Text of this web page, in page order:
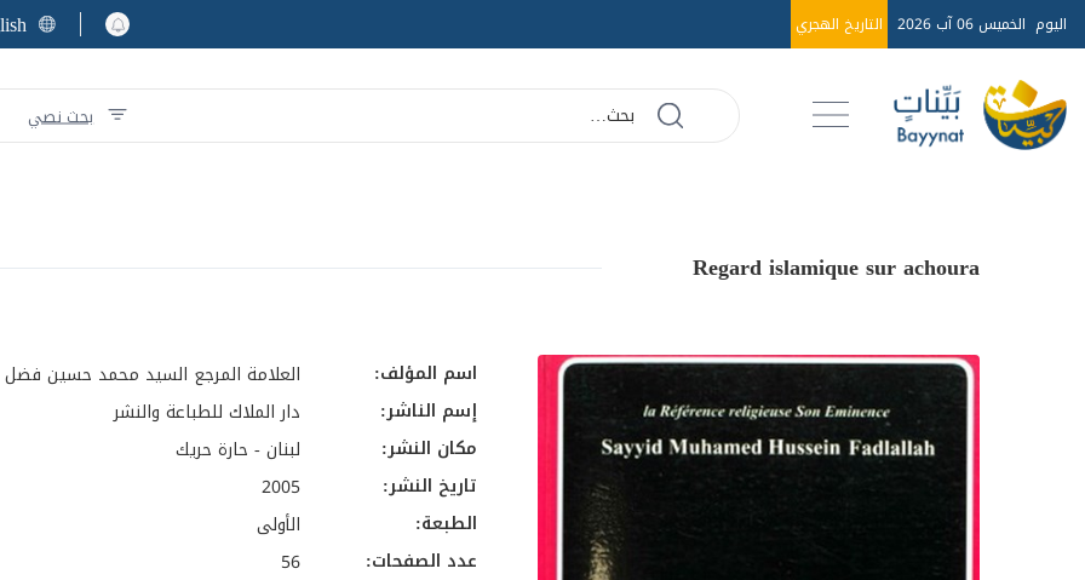
اليوم الخميس 06 آب 2026 التاريخ الهجري
بحث نصي
Regard islamique sur achoura
اسم المؤلف:
العلامة المرجع السيد محمد حسين فضل
إسم الناشر:
دار الملاك للطباعة والنشر
مكان النشر:
لبنان - حارة حريك
تاريخ النشر:
2005
الطبعة:
الأولى
عدد الصفحات:
56